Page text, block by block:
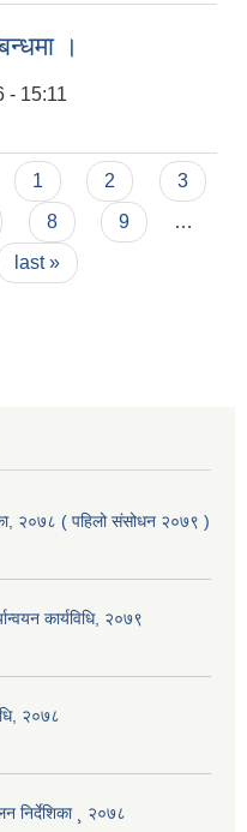
।
- 15:11
1 2
3
8 9
…
last »
२०७८ ( पहिलो संसोधन २०७९ )
कार्यविधि, २०७९
२०७८
निर्देशिका ¸ २०७८